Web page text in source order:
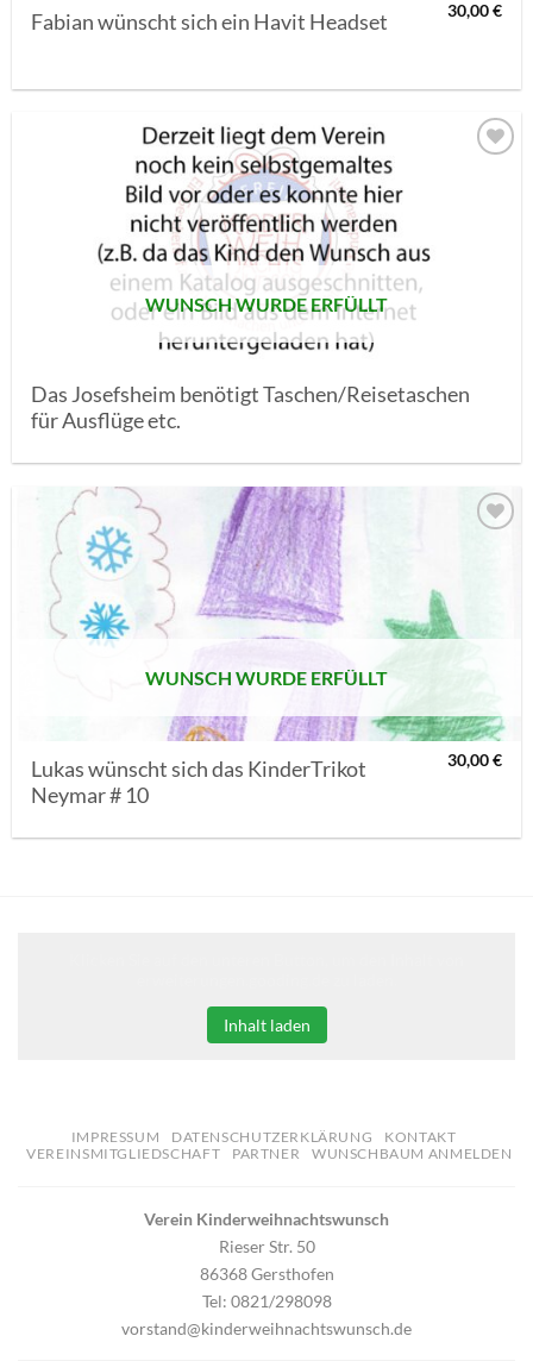
Fabian wünscht sich ein Havit Headset 30,00€
WUNSCH WURDE ERFÜLLT
Das Josefsheim benötigt Taschen/Reisetaschen
für Ausflüge etc.
SETZEN
WUNSCH WURDE ERFÜLLT
Lukas wünscht sich das KinderTrikot
Neymar # 10
30,00€
Inhalt laden
IMPRESSUM DATENSCHUTZERKLÄRUNG
KONTAKT
VEREINSMITGLIEDSCHAFT
PARTNER WUNSCHBAUM ANMELDEN
Verein Kinderweihnachtswunsch
Rieser Str. 50
86368 Gersthofen
Tel: 0821/298098
vorstand@kinderweihnachtswunsch.de